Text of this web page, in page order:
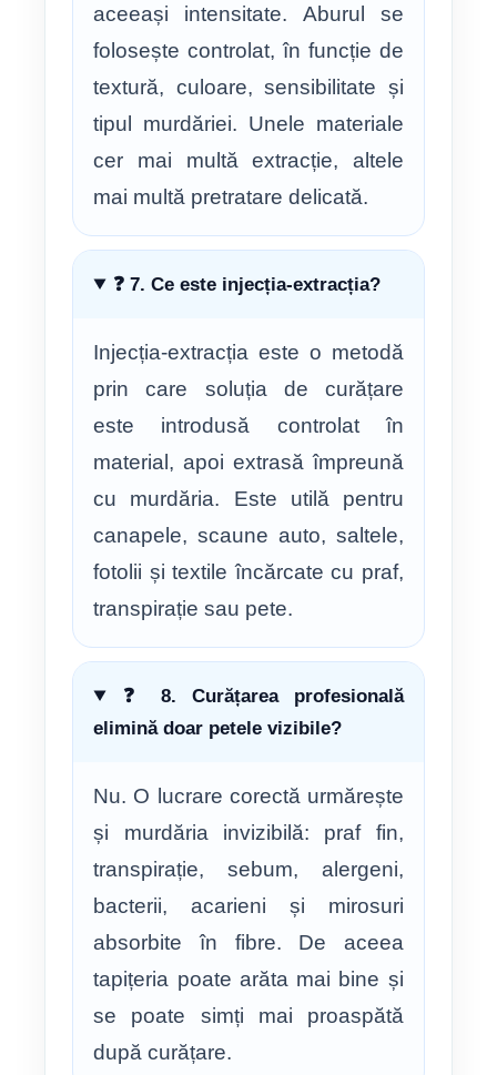
aceeași intensitate. Aburul se
folosește controlat, în funcție de
textură, culoare, sensibilitate și
tipul murdăriei. Unele materiale
cer mai multă extracție, altele
mai multă pretratare delicată.
❓ 7. Ce este injecția-extracția?
Injecția-extracția este o metodă
prin care soluția de curățare
este introdusă controlat în
material, apoi extrasă împreună
cu murdăria. Este utilă pentru
canapele, scaune auto, saltele,
fotolii și textile încărcate cu praf,
transpirație sau pete.
❓ 8. Curățarea profesională
elimină doar petele vizibile?
Nu. O lucrare corectă urmărește
și murdăria invizibilă: praf fin,
transpirație, sebum, alergeni,
bacterii, acarieni și mirosuri
absorbite în fibre. De aceea
tapițeria poate arăta mai bine și
se poate simți mai proaspătă
după curățare.